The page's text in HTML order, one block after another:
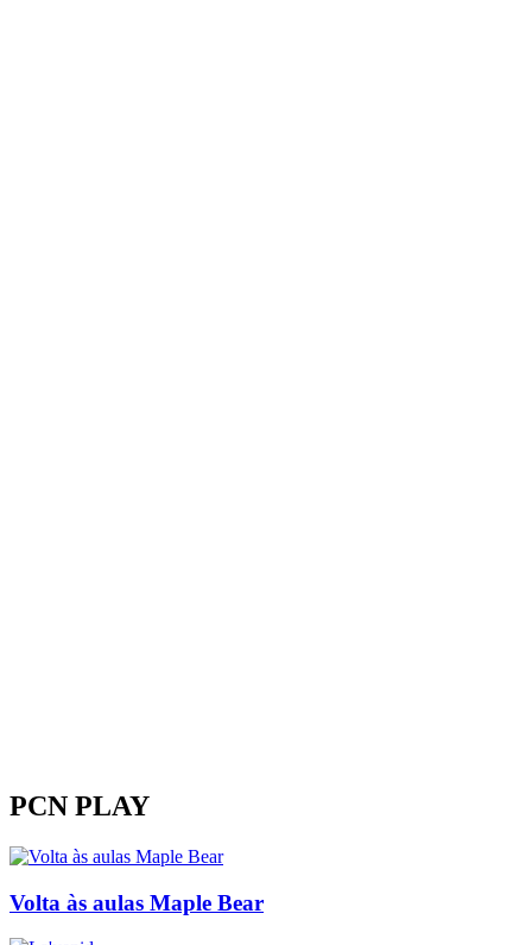
PCN PLAY
Volta às aulas Maple Bear